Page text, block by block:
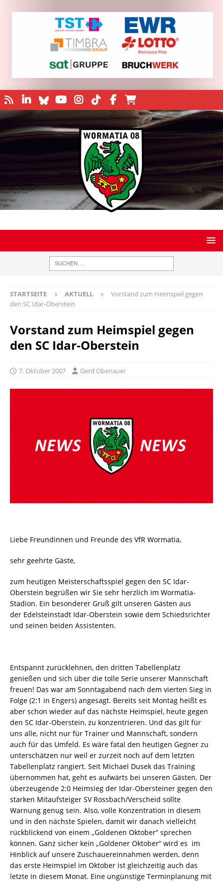
STARTSEITE AKTUELL
Vorstand zum Heimspiel gegen
den SC Idar-Oberstein
Vorstand zum Heimspiel gegen
den SC Idar-Oberstein
7. Oktober 2007 Gerd Obenauer
Liebe Freundinnen und Freunde des VfR Wormatia,
sehr geehrte Gäste,
zum heutigen Meisterschaftsspiel gegen den SC Idar-
Oberstein begrüßen wir Sie sehr herzlich im Wormatia-
Stadion. Ein besonderer Gruß gilt unseren Gästen aus
der Edelsteinstadt Idar-Oberstein sowie dem Schiedsrichter
und seinen beiden Assistenten.
Entspannt zurücklehnen, den dritten Tabellenplatz
genießen und sich über die tolle Serie unserer Mannschaft
freuen! Das war am Sonntagabend nach dem vierten Sieg in
Folge (2:1 in Engers) angesagt. Bereits seit Montag heißt es
aber schon wieder auf das nächste Heimspiel, heute gegen
den SC Idar-Oberstein, zu konzentrieren. Und das gilt für
uns alle, nicht nur für Trainer und Mannschaft, sondern
auch für das Umfeld. Es wäre fatal den heutigen Gegner zu
unterschätzen nur weil er zurzeit noch auf dem letzten
Tabellenplatz rangiert. Seit Michael Dusek das Training
übernommen hat, geht es aufwärts bei unseren Gästen. Der
überzeugende 2:0 Heimsieg der Idar-Obersteiner gegen den
starken Mitaufsteiger SV Rossbach/Verscheid sollte
Warnung genug sein. Also, volle Konzentration in diesem
und in den nächste Spielen, damit wir danach vielleicht
rückblickend von einem „Goldenen Oktober“ sprechen
können. Ganz sicher kein „Goldener Oktober“ wird es im
Hinblick auf unsere Zuschauereinnahmen werden, denn
das erste Heimspiel im Oktober ist gleichzeitig auch das
letzte in diesem Monat. Eine ungünstige Terminplanung mit